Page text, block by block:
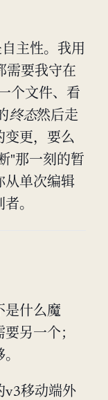
主性。我用
需要我守在
个文件、看
终态然后走
变更，要么
"那一刻的暂
从单次编辑
。
是什么魔
另一个；
v3移动端外